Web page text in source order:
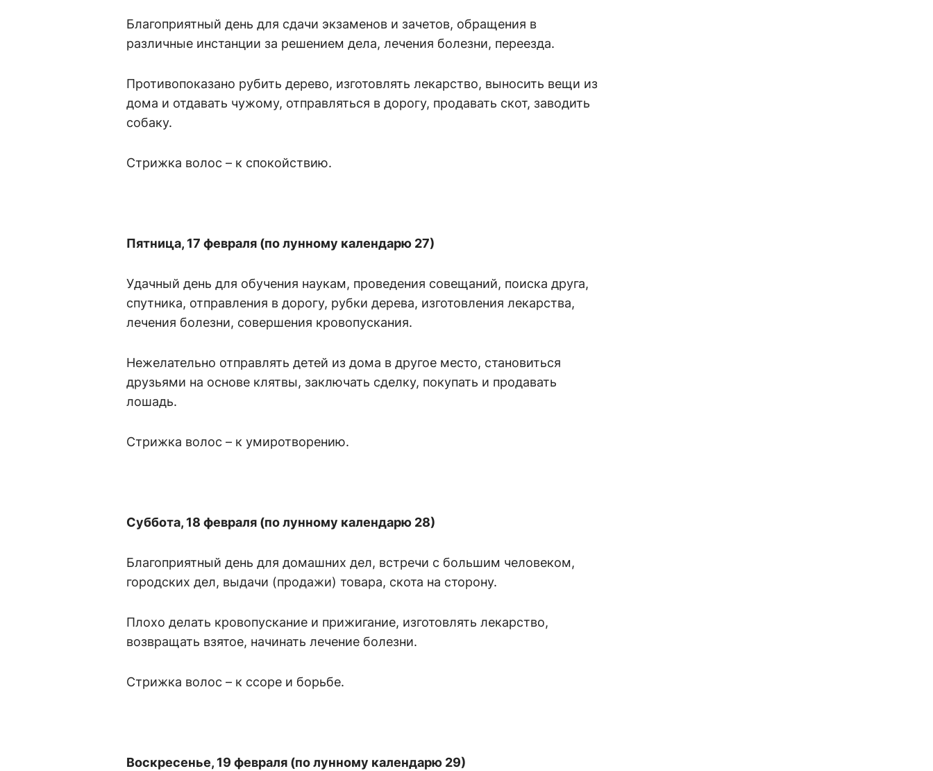
Благоприятный день для сдачи экзаменов и зачетов, обращения в
различные инстанции за решением дела, лечения болезни, переезда.
Противопоказано рубить дерево, изготовлять лекарство, выносить вещи из
дома и отдавать чужому, отправляться в дорогу, продавать скот, заводить
собаку.
Стрижка волос – к спокойствию.
Пятница, 17 февраля (по лунному календарю 27)
Удачный день для обучения наукам, проведения совещаний, поиска друга,
спутника, отправления в дорогу, рубки дерева, изготовления лекарства,
лечения болезни, совершения кровопускания.
Нежелательно отправлять детей из дома в другое место, становиться
друзьями на основе клятвы, заключать сделку, покупать и продавать
лошадь.
Стрижка волос – к умиротворению.
Суббота, 18 февраля (по лунному календарю 28)
Благоприятный день для домашних дел, встречи с большим человеком,
городских дел, выдачи (продажи) товара, скота на сторону.
Плохо делать кровопускание и прижигание, изготовлять лекарство,
возвращать взятое, начинать лечение болезни.
Стрижка волос – к ссоре и борьбе.
Воскресенье, 19 февраля (по лунному календарю 29)